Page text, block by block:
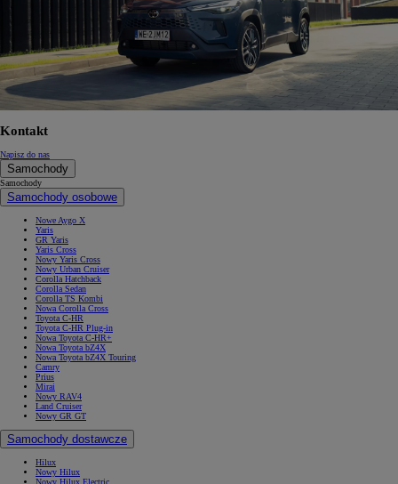
Kontakt
Napisz do nas
Samochody
Samochody
Samochody osobowe
Nowe Aygo X
Yaris
GR Yaris
Yaris Cross
Nowy Yaris Cross
Nowy Urban Cruiser
Corolla Hatchback
Corolla Sedan
Corolla TS Kombi
Nowa Corolla Cross
Toyota C-HR
Toyota C-HR Plug-in
Nowa Toyota C-HR+
Nowa Toyota bZ4X
Nowa Toyota bZ4X Touring
Camry
Prius
Mirai
Nowy RAV4
Land Cruiser
Nowy GR GT
Samochody dostawcze
Hilux
Nowy Hilux
Nowy Hilux Electric